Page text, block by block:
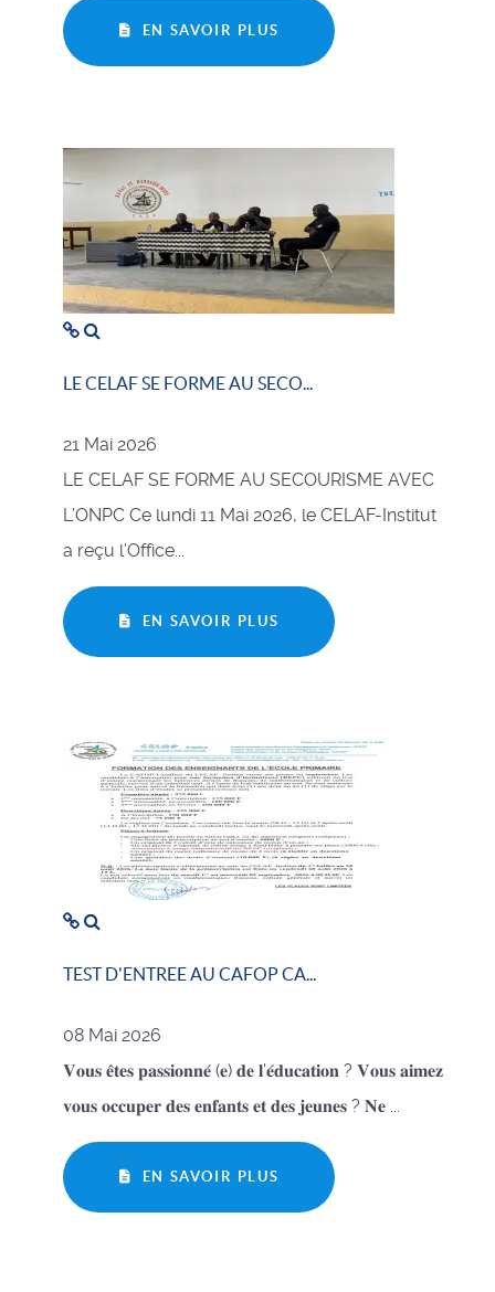
EN SAVOIR PLUS
LE CELAF SE FORME AU SECO...
21 Mai 2026
LE CELAF SE FORME AU SECOURISME AVEC
L’ONPC Ce lundi 11 Mai 2026, le CELAF-Institut
a reçu l’Office...
EN SAVOIR PLUS
TEST D'ENTREE AU CAFOP CA...
08 Mai 2026
𝐕𝐨𝐮𝐬 𝐞̂𝐭𝐞𝐬 𝐩𝐚𝐬𝐬𝐢𝐨𝐧𝐧𝐞́ (𝐞) 𝐝𝐞 𝐥'𝐞́𝐝𝐮𝐜𝐚𝐭𝐢𝐨𝐧 ? 𝐕𝐨𝐮𝐬 𝐚𝐢𝐦𝐞𝐳
𝐯𝐨𝐮𝐬 𝐨𝐜𝐜𝐮𝐩𝐞𝐫 𝐝𝐞𝐬 𝐞𝐧𝐟𝐚𝐧𝐭𝐬 𝐞𝐭 𝐝𝐞𝐬 𝐣𝐞𝐮𝐧𝐞𝐬 ? 𝐍𝐞 ...
EN SAVOIR PLUS